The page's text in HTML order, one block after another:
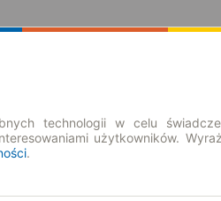
technologii w celu
użytkowników.
.